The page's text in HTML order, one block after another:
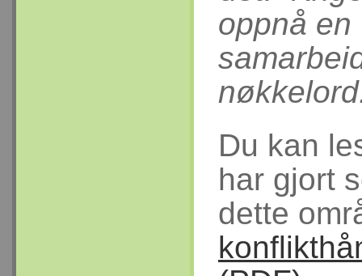
oppnå en
Du kan
har gjort
dette